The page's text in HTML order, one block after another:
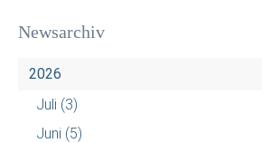
Newsarchiv
2026
Juli (3)
Juni (5)